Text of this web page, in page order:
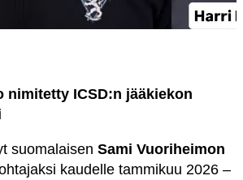
nimitetty ICSD:n jääkiekon
suomalaisen Sami Vuoriheimon
kaudelle tammikuu 2026 –